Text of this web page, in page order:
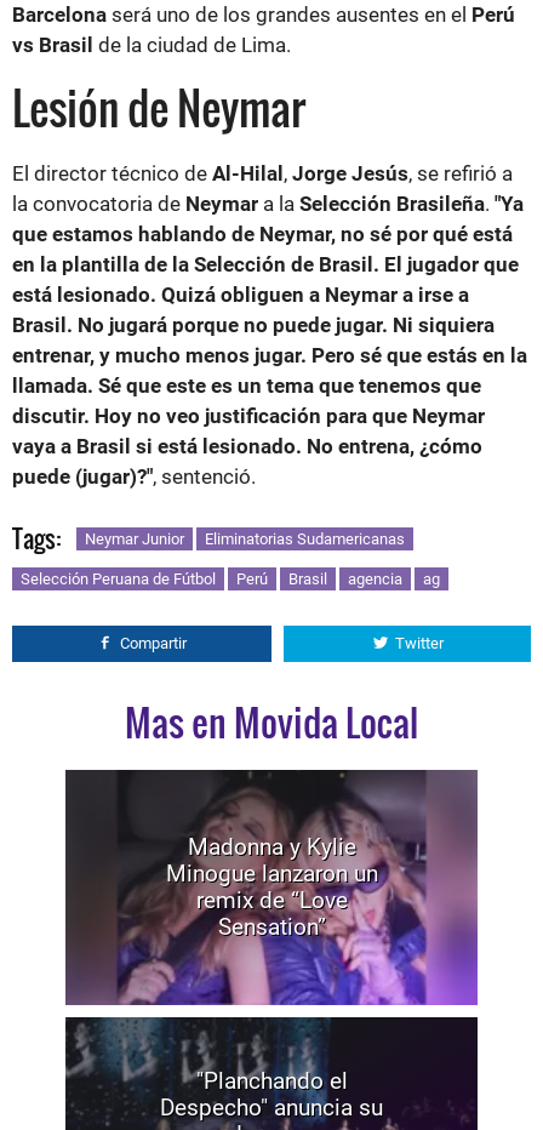
Barcelona será uno de los grandes ausentes en el Perú
vs Brasil de la ciudad de Lima.
Lesión de Neymar
El director técnico de Al-Hilal, Jorge Jesús, se refirió a
la convocatoria de Neymar a la Selección Brasileña. "Ya
que estamos hablando de Neymar, no sé por qué está
en la plantilla de la Selección de Brasil. El jugador que
está lesionado. Quizá obliguen a Neymar a irse a
Brasil. No jugará porque no puede jugar. Ni siquiera
entrenar, y mucho menos jugar. Pero sé que estás en la
llamada. Sé que este es un tema que tenemos que
discutir. Hoy no veo justificación para que Neymar
vaya a Brasil si está lesionado. No entrena, ¿cómo
puede (jugar)?", sentenció.
Tags: Neymar Junior Eliminatorias Sudamericanas
Selección Peruana de Fútbol Perú Brasil agencia ag
Compartir Twitter
Mas en Movida Local
Madonna y Kylie
Minogue lanzaron un
remix de “Love
Sensation”
"Planchando el
Despecho" anuncia su